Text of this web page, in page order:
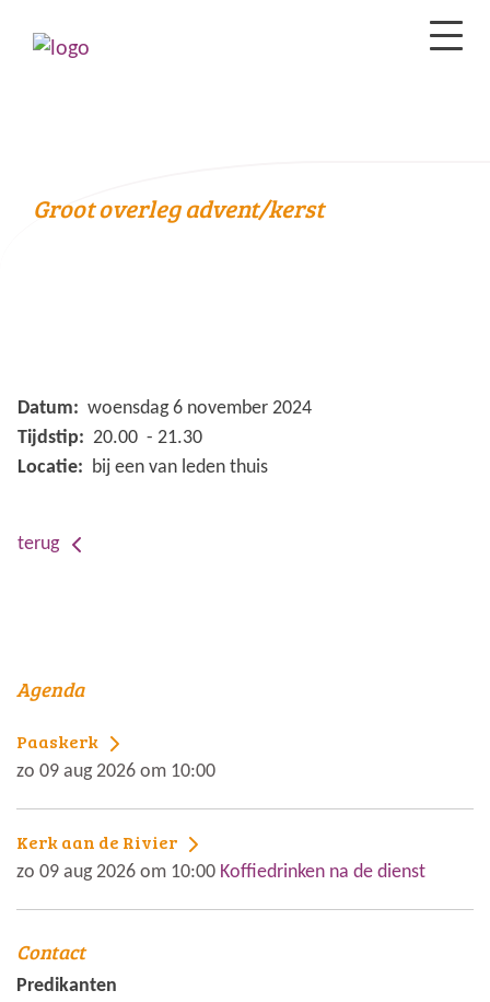
Groot overleg advent/kerst
Datum: woensdag 6 november 2024
Tijdstip: 20.00 - 21.30
Locatie: bij een van leden thuis
terug
Agenda
Paaskerk
zo 09 aug 2026 om 10:00
Kerk aan de Rivier
zo 09 aug 2026 om 10:00 Koffiedrinken na de dienst
Contact
Predikanten